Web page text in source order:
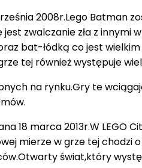
2008r.Lego Batman
zwalczanie zła z
bat-łódką co jest
tej również występuje
na rynku.Gry te
18 marca 2013r.W
mierze w grze tej
świat,który